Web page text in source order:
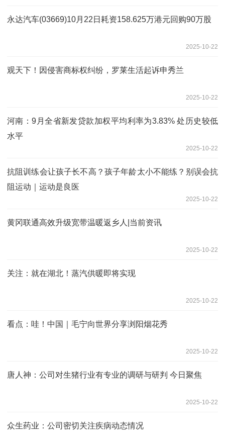
永达汽车(03669)10月22日耗资158.625万港元回购90万股
2025-10-22
观天下！因侵害商标权纠纷，罗莱生活起诉申秀兰
2025-10-22
河南：9月全省新发贷款加权平均利率为3.83% 处历史较低
水平
2025-10-22
抗阻训练会让孩子长不高？孩子年龄太小不能练？别误会抗
阻运动｜运动是良医
2025-10-22
黄冈联通高效升级宽带温暖返乡人|当前资讯
2025-10-22
关注：就在湖北！蒸汽供暖即将实现
2025-10-22
看点：哇！中国｜毛宁向世界分享浏阳烟花秀
2025-10-22
唐人神：公司对生猪行业有专业的调研与研判 今日聚焦
2025-10-22
众生药业：公司密切关注疾病动态情况